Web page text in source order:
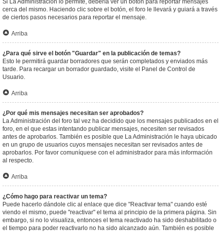
Si La Administración lo permite, debería ver un botón para reportar mensajes
cerca del mismo. Haciendo clic sobre el botón, el foro le llevará y guiará a través
de ciertos pasos necesarios para reportar el mensaje.
Arriba
¿Para qué sirve el botón "Guardar" en la publicación de temas?
Esto le permitirá guardar borradores que serán completados y enviados más
tarde. Para recargar un borrador guardado, visite el Panel de Control de
Usuario.
Arriba
¿Por qué mis mensajes necesitan ser aprobados?
La Administración del foro tal vez ha decidido que los mensajes publicados en el
foro, en el que estas intentando publicar mensajes, necesiten ser revisados
antes de aprobarlos. También es posible que La Administración le haya ubicado
en un grupo de usuarios cuyos mensajes necesitan ser revisados antes de
aprobarlos. Por favor comuníquese con el administrador para más información
al respecto.
Arriba
¿Cómo hago para reactivar un tema?
Puede hacerlo dándole clic al enlace que dice "Reactivar tema" cuando esté
viendo el mismo, puede "reactivar" el tema al principio de la primera página. Sin
embargo, si no lo visualiza, entonces el tema reactivado ha sido deshabilitado o
el tiempo para poder reactivarlo no ha sido alcanzado aún. También es posible